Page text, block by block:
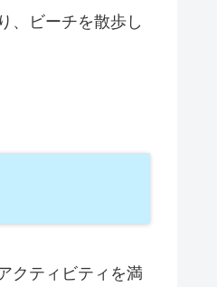
、ビーチを散歩し
クティビティを満